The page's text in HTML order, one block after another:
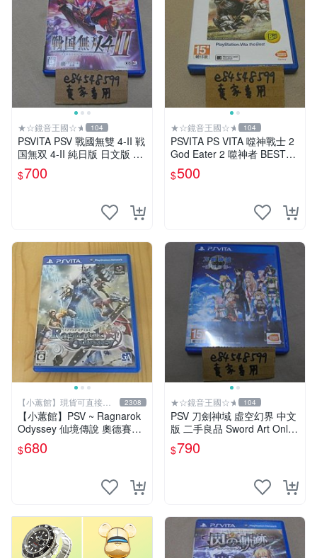
★☆鏡音王國☆★ 104
PSVITA PSV 戰國無雙 4-II 戦
国無双 4-II 純日版 日文版 二
手良品
$700
★☆鏡音王國☆★ 104
PSVITA PS VITA 噬神戰士 2
God Eater 2 噬神者 BEST版
亞版日文版 二手良品
$500
【小蕙館】現貨可直接下
標
2308
【小蕙館】PSV ~ Ragnarok
Odyssey 仙境傳說 奧德賽
(純日版)
$680
★☆鏡音王國☆★ 104
PSV 刀劍神域 虛空幻界 中文
版 二手良品 Sword Art Onlin
e -Hollow・Realization-
$790